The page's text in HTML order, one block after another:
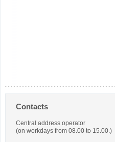
Contacts
Central address operator
(on workdays from 08.00 to 15.00.)